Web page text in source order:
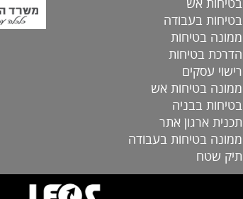
בטיחות בעבודה
ממונה בטיחות
הדרכת בטיחות
רישוי עסקים
ממונה בטיחות אש
בטיחות בבניה
תכנית ארגון אתר
ממונה בטיחות בעבודה
תיק שטח